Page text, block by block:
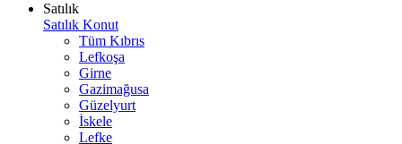
Satılık
Satılık Konut
Tüm Kıbrıs
Lefkoşa
Girne
Gazimağusa
Güzelyurt
İskele
Lefke